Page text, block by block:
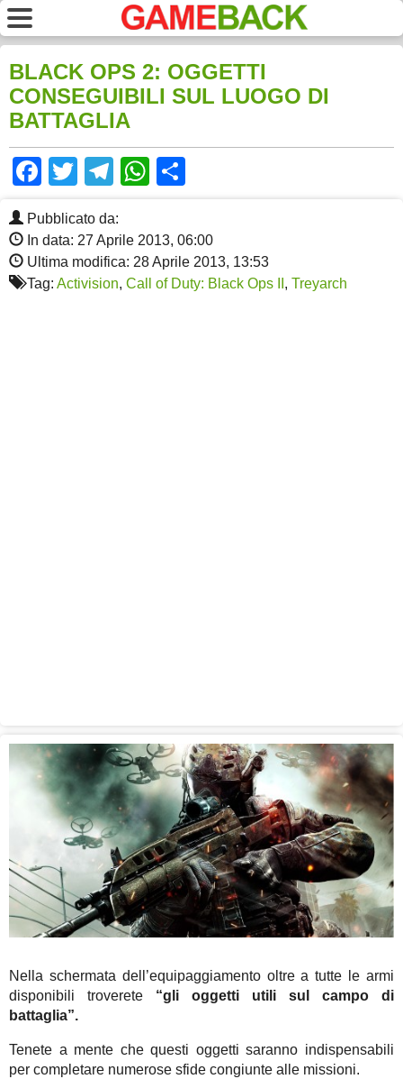
BLACK OPS 2: OGGETTI
CONSEGUIBILI SUL LUOGO DI
BATTAGLIA
Facebook
TwitterTelegram
WhatsApp
Pubblicato da:
In data: 27 Aprile 2013, 06:00
Ultima modifica: 28 Aprile 2013, 13:53
Tag: Activision, Call of Duty: Black Ops II , Treyarch
Nella schermata dell’equipaggiamento oltre a tutte le armi
disponibili troverete “gli oggetti utili sul campo di
battaglia”.
Tenete a mente che questi oggetti saranno indispensabili
per completare numerose sfide congiunte alle missioni.